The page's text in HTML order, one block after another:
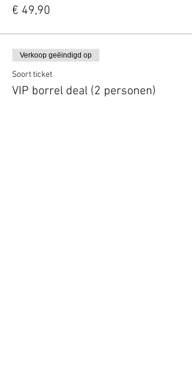
€ 49,90
Verkoop geëindigd op
Soort ticket
VIP borrel deal (2 personen)